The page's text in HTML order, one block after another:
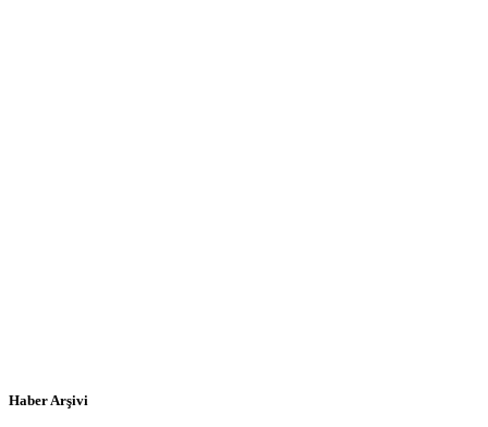
Haber Arşivi